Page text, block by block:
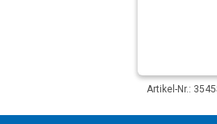
Artikel-Nr.: